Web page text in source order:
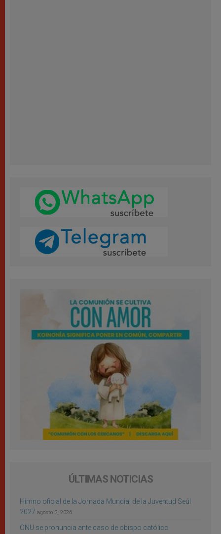
ÚLTIMAS NOTICIAS
Himno oficial de la Jornada Mundial de la Juventud Seúl
2027 agosto 3, 2026
ONU se pronuncia ante caso de obispo católico